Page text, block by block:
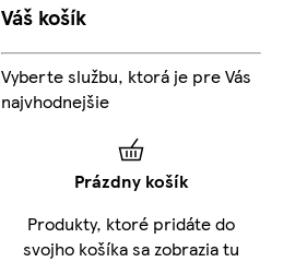
Váš košík
Vyberte službu, ktorá je pre Vás
najvhodnejšie
Prázdny košík
Produkty, ktoré pridáte do
svojho košíka sa zobrazia tu